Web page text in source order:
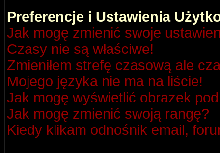
Preferencje i Ustawienia
Jak mogę zmienić swoje
Czasy nie są właściwe!
Zmieniłem strefę czasową ale
Mojego języka nie ma na liście!
Jak mogę wyświetlić obrazek
Jak mogę zmienić swoją rangę?
Kiedy klikam odnośnik email,